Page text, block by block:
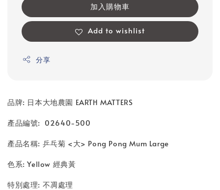
加入購物車
Add to wishlist
分享
品牌: 日本大地農園 EARTH MATTERS
產品編號: 02640-500
產品名稱: 乒乓菊 <大> Pong Pong Mum Large
色系: Yellow 經典黃
特別處理: 不凋處理